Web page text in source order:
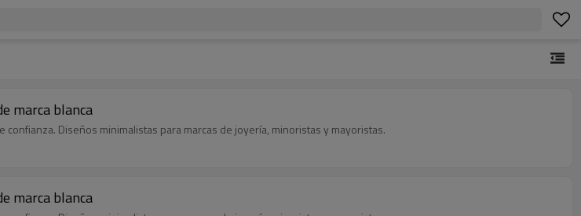
marca blanca
Diseños minimalistas para marcas de joyería, minoristas y mayoristas.
marca blanca